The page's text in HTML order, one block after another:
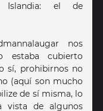
Islandia: el de
nos
estaba cubierto
sí, prohibirnos no
(aquí son mucho
de sí misma, lo
de algunos